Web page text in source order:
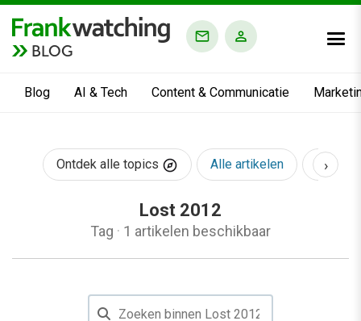
BLOG
Blog AI & Tech Content & Communicatie
Ontdek alle topics Alle artikelen AI &
›
Lost 2012
Tag · 1 artikelen beschikbaar